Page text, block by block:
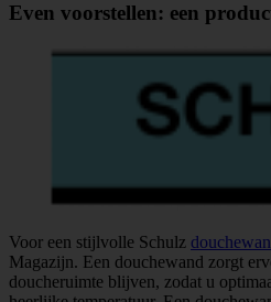
Even voorstellen: een
Voor een stijlvolle Schulz
Magazijn. Een douchewand zorgt
doucheruimte blijven, zodat u